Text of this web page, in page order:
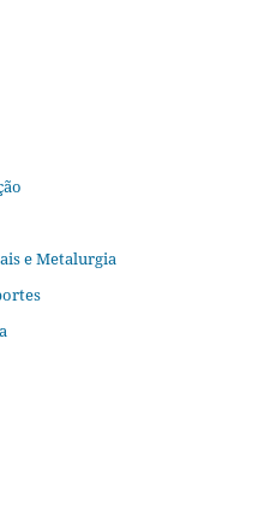
e Metalurgia